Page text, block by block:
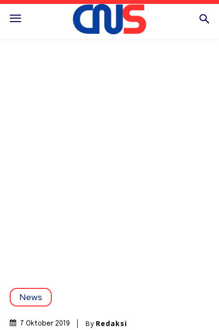
News
7 Oktober 2019 By Redaksi